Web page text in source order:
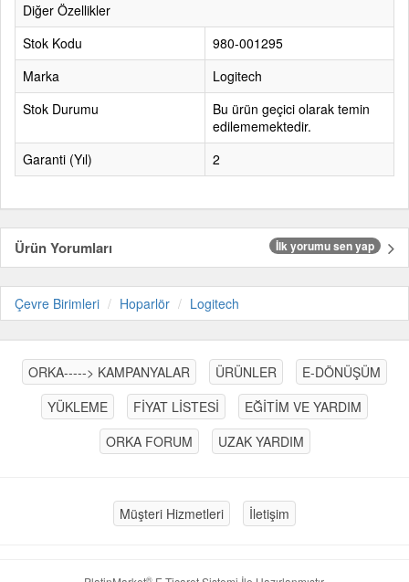
Diğer Özellikler
Stok Kodu
980-001295
Marka
Logitech
Stok Durumu
Bu ürün geçici olarak temin
edilememektedir.
Garanti (Yıl)
2
Ürün Yorumları İlk yorumu sen yap
Çevre Birimleri Hoparlör Logitech
ORKA-----> KAMPANYALAR ÜRÜNLER
E-DÖNÜŞÜM
YÜKLEME
FİYAT LİSTESİ
EĞİTİM VE YARDIM
ORKA FORUM
UZAK YARDIM
Müşteri Hizmetleri İletişim
®